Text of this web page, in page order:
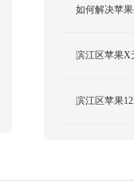
如何解决苹
滨江区苹果X
滨江区苹果